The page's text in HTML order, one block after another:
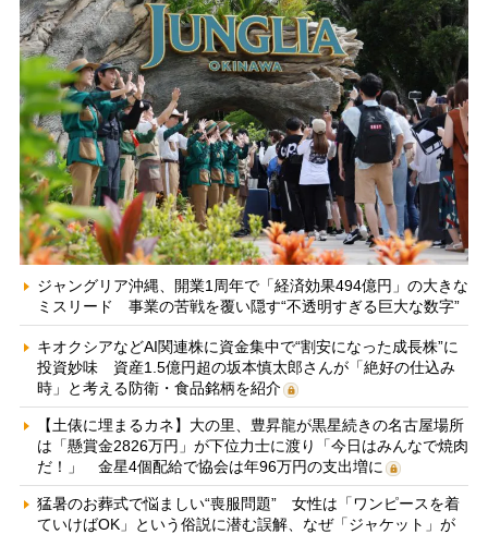
ジャングリア沖縄、開業1周年で「経済効果494億円」の大きな
ミスリード 事業の苦戦を覆い隠す“不透明すぎる巨大な数字”
キオクシアなどAI関連株に資金集中で“割安になった成長株”に
投資妙味 資産1.5億円超の坂本慎太郎さんが「絶好の仕込み
時」と考える防衛・食品銘柄を紹介
【土俵に埋まるカネ】大の里、豊昇龍が黒星続きの名古屋場所
は「懸賞金2826万円」が下位力士に渡り「今日はみんなで焼肉
だ！」 金星4個配給で協会は年96万円の支出増に
猛暑のお葬式で悩ましい“喪服問題” 女性は「ワンピースを着
ていけばOK」という俗説に潜む誤解、なぜ「ジャケット」が